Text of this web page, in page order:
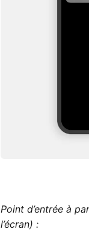
Point d’entrée à
l’écran) :